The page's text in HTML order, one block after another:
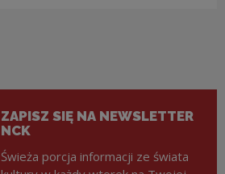
ZAPISZ SIĘ NA NEWSLETTER
NCK
Świeża porcja informacji ze świata